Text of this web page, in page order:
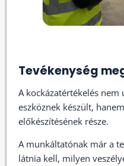
Tevékenység
A kockázatértékelés
eszköznek készült,
előkészítésének része.
A munkáltatónak már a
látnia kell, milyen